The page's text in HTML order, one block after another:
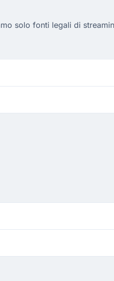
solo fonti legali di